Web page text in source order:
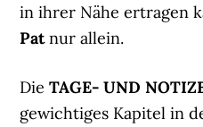
in ihrer Nähe ertragen
Patnur allein.
DieTAGE- UND
gewichtiges Kapitel in